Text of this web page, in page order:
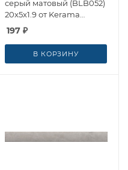
серый матовый (BLB052)
20x5x1.9 от Kerama
Marazzi (Россия)
197 ₽
В КОРЗИНУ